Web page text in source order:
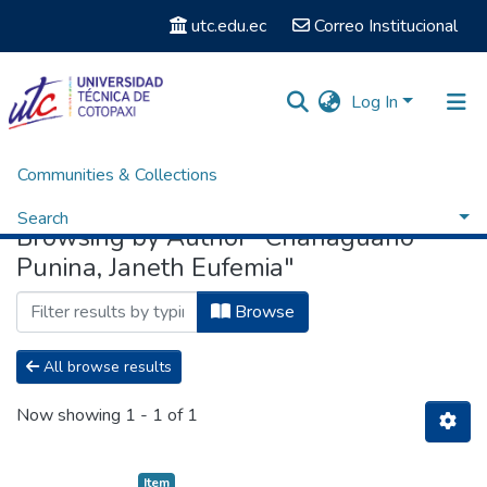
utc.edu.ec Correo Institucional
Log In
Communities & Collections
Search
Home Browse by Author
Browsing by Author "Chanaguano
Punina, Janeth Eufemia"
Browse
All browse results
Now showing 1 - 1 of 1
Item